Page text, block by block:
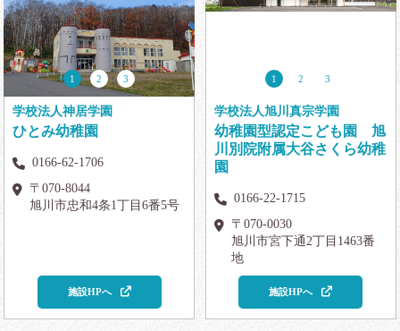
1 2 3
学校法人神居学園
ひとみ幼稚園
0166-62-1706
〒070-8044
旭川市忠和4条1丁目6番5号
施設HPへ
1 2 3
学校法人旭川真宗学園
幼稚園型認定こども園 旭
川別院附属大谷さくら幼稚
園
0166-22-1715
〒070-0030
旭川市宮下通2丁目1463番
地
施設HPへ